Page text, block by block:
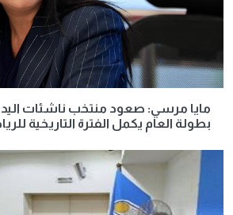
مايا مرسي: صعود منتخب ناشئات
بطولة العام يكمل الفترة التاريخية